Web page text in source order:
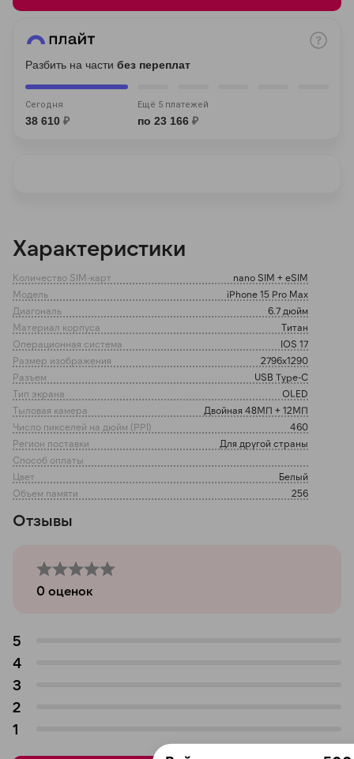
Разбить на части без переплат
Сегодня
38 610 ₽
Ещё 5 платежей
по 23 166 ₽
Характеристики
Количество SIM-карт
nano SIM + eSIM
Модель
iPhone 15 Pro Max
Диагональ
6.7 дюйм
Материал корпуса
Титан
Операционная система
IOS 17
Размер изображения
2796x1290
Разъем
USB Type-C
Тип экрана
OLED
Тыловая камера
Двойная 48МП + 12МП
Число пикселей на дюйм (PPI)
460
Регион поставки
Для другой страны
Способ оплаты
Цвет
Белый
Объем памяти
256
Отзывы
0 оценок
5
4
3
2
1